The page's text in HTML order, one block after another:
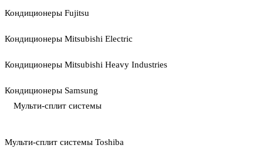
Кондиционеры Fujitsu
Кондиционеры Mitsubishi Electric
Кондиционеры Mitsubishi Heavy Industries
Кондиционеры Samsung
Мульти-сплит системы
Мульти-сплит системы Toshiba